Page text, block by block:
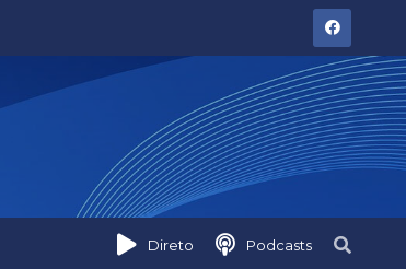
Direto Podcasts